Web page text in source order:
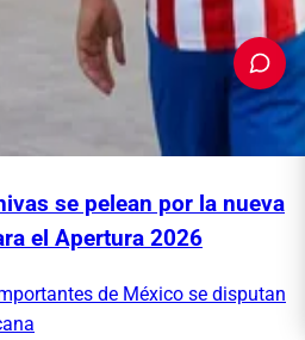
se pelean por la nueva
el Apertura 2026
de México se disputan